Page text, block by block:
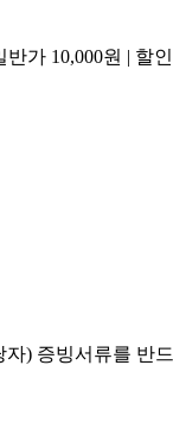
가 10,000원 | 할
) 증빙서류를 반